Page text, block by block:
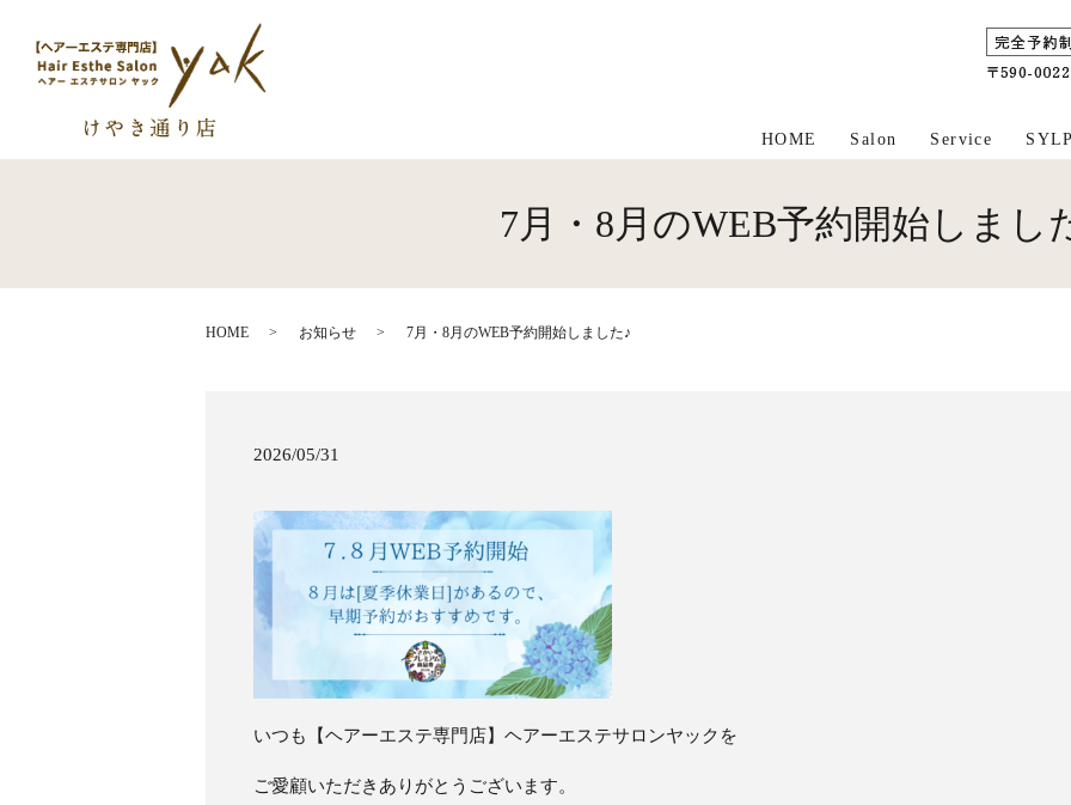
HOME Salon Service
7月・8月のWEB予約開始しまし
HOME お知らせ 7月・8月のWEB予約開始しました♪
2026/05/31
いつも【ヘアーエステ専門店】ヘアーエステサロンヤックを
ご愛顧いただきありがとうございます。